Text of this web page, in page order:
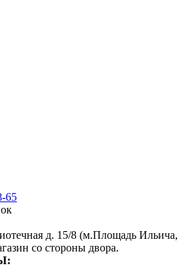
65
д. 15/8 (м.Площадь Ильича,
со стороны двора.